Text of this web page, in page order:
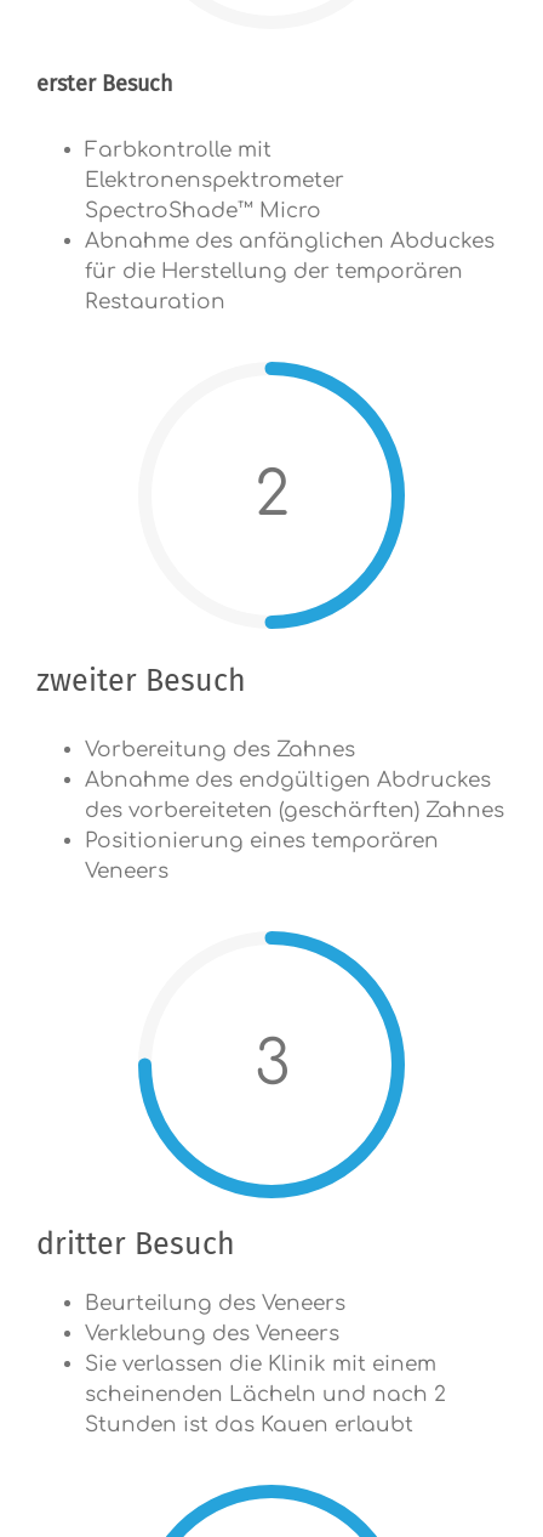
erster Besuch
Farbkontrolle mit
Elektronenspektrometer
SpectroShade™ Micro
Abnahme des anfänglichen Abduckes
für die Herstellung der temporären
Restauration
2
zweiter Besuch
Vorbereitung des Zahnes
Abnahme des endgültigen Abdruckes
des vorbereiteten (geschärften) Zahnes
Positionierung eines temporären
Veneers
3
dritter Besuch
Beurteilung des Veneers
Verklebung des Veneers
Sie verlassen die Klinik mit einem
scheinenden Lächeln und nach 2
Stunden ist das Kauen erlaubt